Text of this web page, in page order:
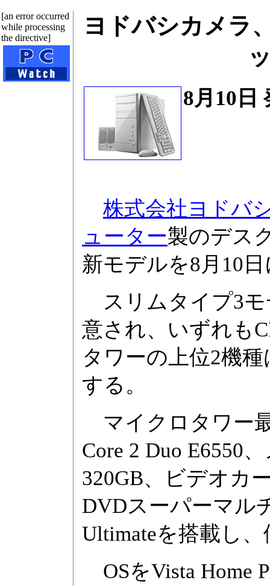
[an error occurred
while processing
the directive]
ヨドバシカメラ
8月10日
株式会社ヨドバ
ューター製のデス
新モデルを8月10
スリムタイプ3モ
意され、いずれも
タワーの上位2機種
する。
マイクロタワー
Core 2 Duo E6550
320GB、ビデオカ
DVDスーパーマル
Ultimateを搭載し、
OSをVista Home